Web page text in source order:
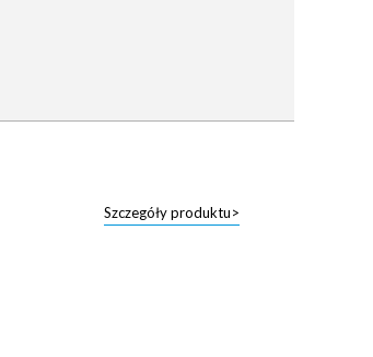
Szczegóły produktu>